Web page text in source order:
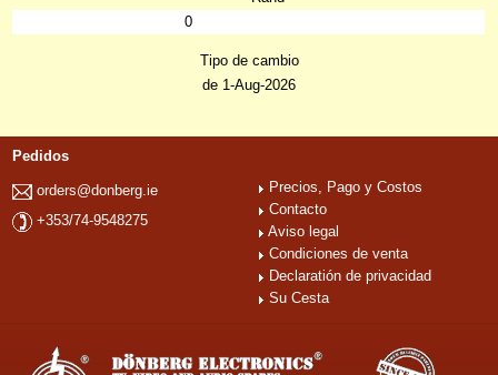
0
Tipo de cambio
de 1-Aug-2026
Pedidos
orders@donberg.ie
+353/74-9548275
Precios, Pago y Costos
Contacto
Aviso legal
Condiciones de venta
Declaratión de privacidad
Su Cesta